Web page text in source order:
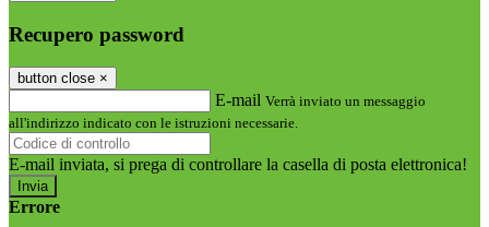
Recupero password
button close ×
E-mail Verrà inviato un messaggio
all'indirizzo indicato con le istruzioni necessarie.
E-mail inviata, si prega di controllare la casella di posta elettronica!
Errore